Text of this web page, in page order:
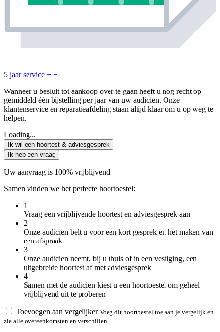
5 jaar service + −
Wanneer u besluit tot aankoop over te gaan heeft u nog recht op
gemiddeld één bijstelling per jaar van uw audicien. Onze
klantenservice en reparatieafdeling staan altijd klaar om u op weg te
helpen.
Loading...
Ik wil een hoortest & adviesgesprek
Ik heb een vraag
Uw aanvraag is 100% vrijblijvend
Samen vinden we het perfecte hoortoestel:
1
Vraag een vrijblijvende hoortest en adviesgesprek aan
2
Onze audicien belt u voor een kort gesprek en het maken van
een afspraak
3
Onze audicien neemt, bij u thuis of in een vestiging, een
uitgebreide hoortest af met adviesgesprek
4
Samen met de audicien kiest u een hoortoestel om geheel
vrijblijvend uit te proberen
Toevoegen aan vergelijker Voeg dit hoortoestel toe aan je vergelijk en
zie alle overeenkomsten en verschillen.